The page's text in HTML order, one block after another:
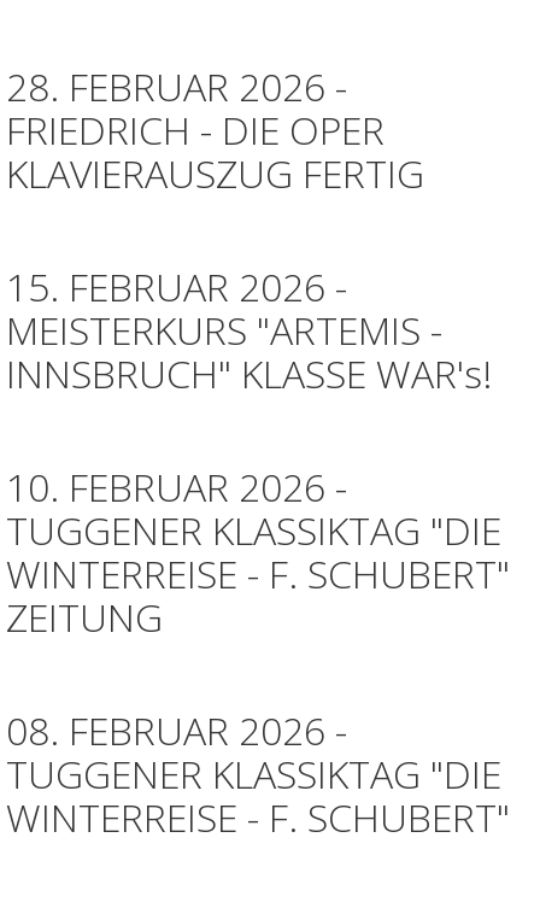
28. FEBRUAR 2026 -
FRIEDRICH - DIE OPER
KLAVIERAUSZUG FERTIG
15. FEBRUAR 2026 -
MEISTERKURS "ARTEMIS -
INNSBRUCH" KLASSE WAR's!
10. FEBRUAR 2026 -
TUGGENER KLASSIKTAG "DIE
WINTERREISE - F. SCHUBERT"
ZEITUNG
08. FEBRUAR 2026 -
TUGGENER KLASSIKTAG "DIE
WINTERREISE - F. SCHUBERT"